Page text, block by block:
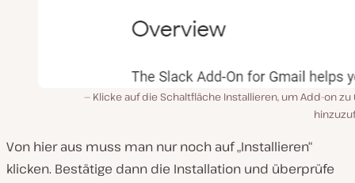
Klicke auf die Schaltfläche Installieren, um Add-on zu
Von hier aus muss man nur noch auf „Installieren“
klicken. Bestätige dann die Installation und überprüfe